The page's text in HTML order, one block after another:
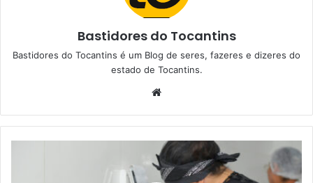
Bastidores do Tocantins
Bastidores do Tocantins é um Blog de seres, fazeres e dizeres do
estado de Tocantins.
b
s
i
t